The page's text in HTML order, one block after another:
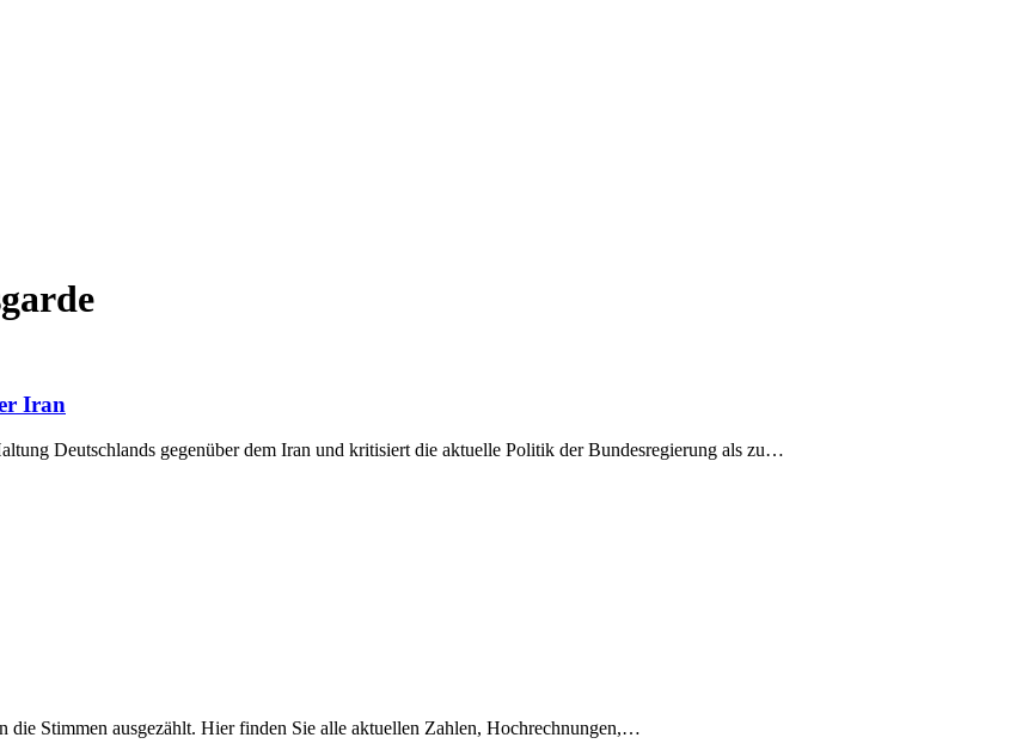
Iran
Deutschlands gegenüber dem Iran und kritisiert die aktuelle Politik der Bundesregierung als zu…
Stimmen ausgezählt. Hier finden Sie alle aktuellen Zahlen, Hochrechnungen,…